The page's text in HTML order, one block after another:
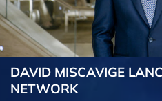
DAVID MISCAVIGE
NETWORK